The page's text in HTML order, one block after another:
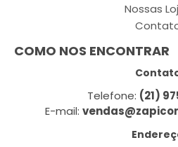
Nossas
COMO NOS ENCONTRAR
Telefone: (21)
E-mail: